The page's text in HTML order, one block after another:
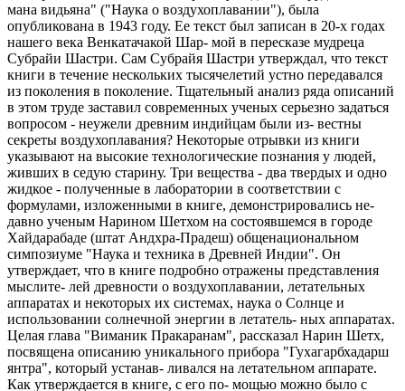
мана видьяна" ("Наука о воздухоплавании"), была
опубликована в 1943 году. Ее текст был записан в 20-х годах
нашего века Венкатачакой Шар- мой в пересказе мудреца
Субрайи Шастри. Сам Субрайя Шастри утверждал, что текст
книги в течение нескольких тысячелетий устно передавался
из поколения в поколение. Тщательный анализ ряда описаний
в этом труде заставил современных ученых серьезно задаться
вопросом - неужели древним индийцам были из- вестны
секреты воздухоплавания? Некоторые отрывки из книги
указывают на высокие технологические познания у людей,
живших в седую старину. Три вещества - два твердых и одно
жидкое - полученные в лаборатории в соответствии с
формулами, изложенными в книге, демонстрировались не-
давно ученым Нарином Шетхом на состоявшемся в городе
Хайдарабаде (штат Андхра-Прадеш) общенациональном
симпозиуме "Наука и техника в Древней Индии". Он
утверждает, что в книге подробно отражены представления
мыслите- лей древности о воздухоплавании, летательных
аппаратах и некоторых их системах, наука о Солнце и
использовании солнечной энергии в летатель- ных аппаратах.
Целая глава "Виманик Пракаранам", рассказал Нарин Шетх,
посвящена описанию уникального прибора "Гухагарбхадарш
янтра", который устанав- ливался на летательном аппарате.
Как утверждается в книге, с его по- мощью можно было с